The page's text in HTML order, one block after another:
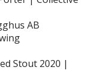
AB
Stout 2020 |